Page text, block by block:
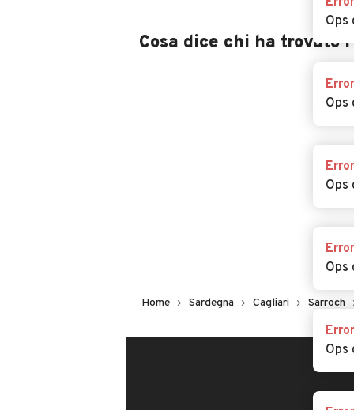
Sarroch
Ops
Error
Ops
Error
Ops
Error
Ops
Error
Ops